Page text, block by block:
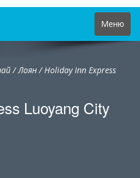
Toggle
navigation
Меню
/Лоян /Holiday Inn Express
Luoyang City